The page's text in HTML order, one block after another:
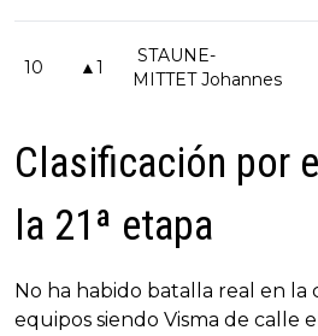
10 ▲1
STAUNE-
MITTET Johannes
Clasificación por
la 21ª etapa
No ha habido batalla real en la
equipos siendo Visma de calle